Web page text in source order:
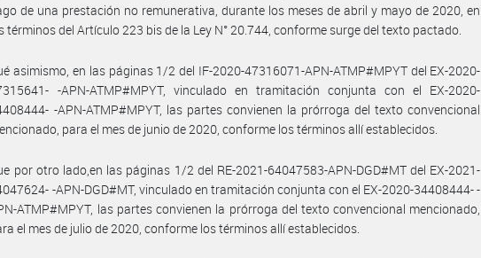
de una prestación no remunerativa, durante los meses de abril y mayo de 2020, en
términos del Artículo 223 bis de la Ley N° 20.744, conforme surge del texto pactado.
asimismo, en las páginas 1/2 del IF-2020-47316071-APN-ATMP#MPYT del EX-2020-
-APN-ATMP#MPYT, vinculado en tramitación conjunta con el EX-2020-
-APN-ATMP#MPYT, las partes convienen la prórroga del texto convencional
para el mes de junio de 2020, conforme los términos allí establecidos.
por otro lado,en las páginas 1/2 del RE-2021-64047583-APN-DGD#MT del EX-2021-
-APN-DGD#MT, vinculado en tramitación conjunta con el EX-2020-34408444- -
ATMP#MPYT, las partes convienen la prórroga del texto convencional mencionado,
el mes de julio de 2020, conforme los términos allí establecidos.